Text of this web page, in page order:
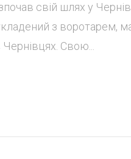
свій шлях у
з воротарем,
Свою...